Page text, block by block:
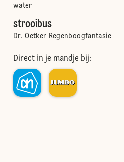
water
strooibus
Dr. Oetker Regenboogfantasie
Direct in je mandje bij: